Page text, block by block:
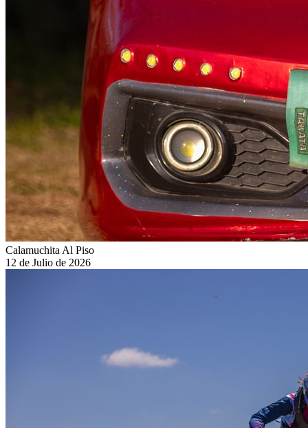
Calamuchita Al Piso
12 de Julio de 2026